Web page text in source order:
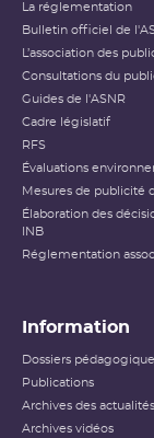
La réglementation
Bulletin officiel de
L’association des
Consultations du
Guides de l'ASNR
Cadre législatif
RFS
Évaluations
Mesures de publicité
Élaboration des
INB
Réglementation
Information
Dossiers
Publications
Archives des actualités
Archives vidéos